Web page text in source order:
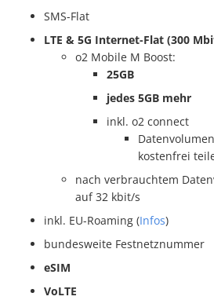
SMS-Flat
LTE & 5G Internet-Flat (300
o2 Mobile M Boost:
25GB
jedes 5GB mehr
inkl. o2 connect
kostenfrei
nach verbrauchtem
auf 32 kbit/s
inkl. EU-Roaming (Infos)
bundesweite Festnetznummer
eSIM
VoLTE